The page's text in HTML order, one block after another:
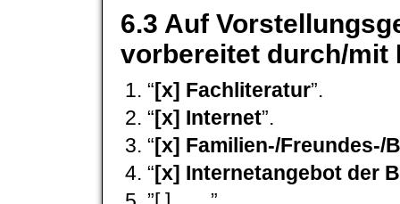
6.3 Auf
vorbereitet durch/mit
“[x] Fachliteratur”.
“[x] Internet”.
“[x] Familien-/Freundes-/
“[x] Internetangebot der